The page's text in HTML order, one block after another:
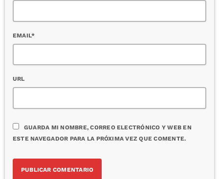
EMAIL*
URL
GUARDA MI NOMBRE, CORREO ELECTRÓNICO Y WEB EN
ESTE NAVEGADOR PARA LA PRÓXIMA VEZ QUE COMENTE.